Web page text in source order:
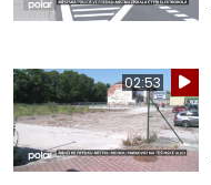
02:53